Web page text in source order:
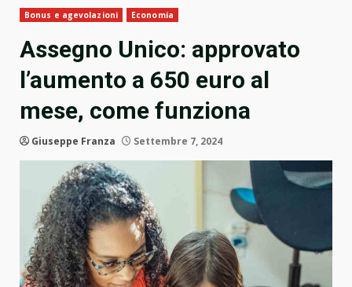
Bonus e agevolazioni Economia
Assegno Unico: approvato
l’aumento a 650 euro al
mese, come funziona
Giuseppe Franza Settembre 7, 2024